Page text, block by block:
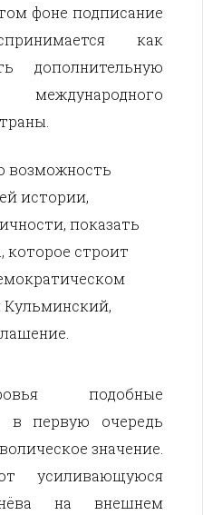
фоне подписание
как
дополнительную
возможность
истории,
показать
которое строит
подобные
в первую очередь
значение.
усиливающуюся
на внешнем